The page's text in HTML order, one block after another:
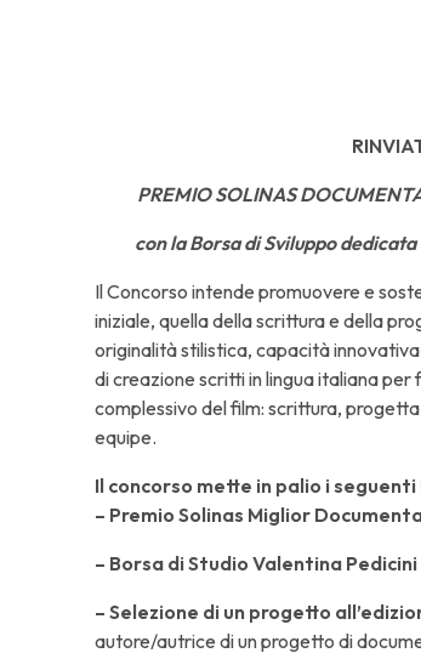
PREMIO SOLINAS
con la Borsa di Sviluppo
Il Concorso intende promuovere e
iniziale, quella della scrittura e della
originalità stilistica, capacità
di creazione scritti in lingua italiana
complessivo del film: scrittura,
equipe.
Il concorso mette in palio i seguenti
– Premio Solinas Miglior
– Borsa di Studio
– Selezione di un progetto
autore/autrice di un progetto di